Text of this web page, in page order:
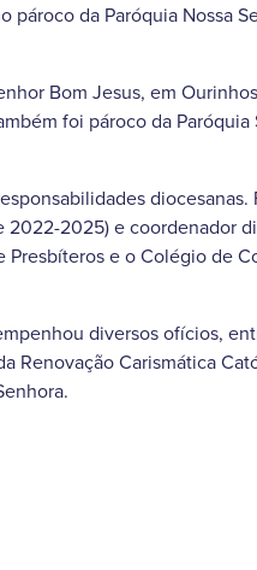
pároco da Paróquia Nossa
Bom Jesus, em
foi pároco da Paróquia
2022-2025) e coordenador
e o Colégio de
diversos ofícios,
Renovação Carismática